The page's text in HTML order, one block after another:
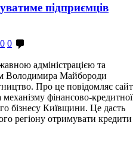
підприємців
0
адміністрацією та
Володимира Майбороди
Про це повідомляє сайт
фінансово-кредитної
бізнесу Київщини. Це дасть
регіону отримувати кредити